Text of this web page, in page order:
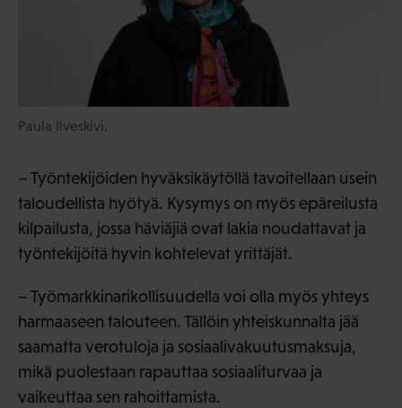
Paula Ilveskivi.
– Työntekijöiden hyväksikäytöllä tavoitellaan usein
taloudellista hyötyä. Kysymys on myös epäreilusta
kilpailusta, jossa häviäjiä ovat lakia noudattavat ja
työntekijöitä hyvin kohtelevat yrittäjät.
– Työmarkkinarikollisuudella voi olla myös yhteys
harmaaseen talouteen. Tällöin yhteiskunnalta jää
saamatta verotuloja ja sosiaalivakuutusmaksuja,
mikä puolestaan rapauttaa sosiaaliturvaa ja
vaikeuttaa sen rahoittamista.